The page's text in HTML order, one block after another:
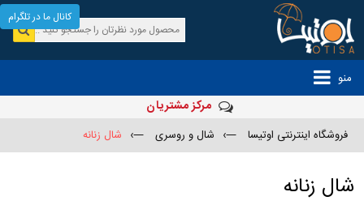
منو
مرکز مشتریان
فروشگاه اینترنتی اوتیسا —› شال و روسری —› شال زنانه
شال زنانه
کانال ما در تلگرام